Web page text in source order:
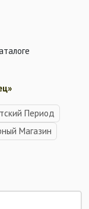
Период
Магазин